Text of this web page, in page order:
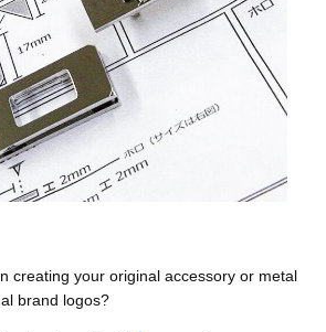
creating your original accessory or metal
brand logos?